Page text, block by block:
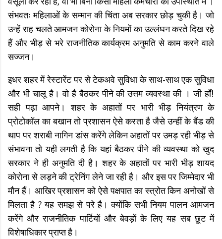
वसूली कर रही हैं, वो भी बिना किसी महिला कर्मचारी की उपस्थिति में ।
संभवतः महिलाओं के सम्मान की चिंता अब सरकार छोड़ चुकी है। जो
उन्हें राह चलते आमजन कोरोना के नियमों का उल्लंघन करते दिख रहे
हैं और भीड़ से भरे राजनीतिक कार्यक्रम अनुमति से काम करने वाले
सज्जन।
इधर शहर में रेस्टारेंट पर से टेकअवे सुविधा के साथ-साथ एक सुविधा
और भी चालू है। वो है बैठकर पीने की उत्तम व्यवस्था की । जी हॉं!
सही पढ़ा आपने। शहर के अहातों पर भारी भीड़ नियंत्रण के
प्रोटोकॉल का बखान तो प्रशासन ऐसे करता है जैसे उन्हीं के बैंड की
थाप पर शराबी नागिन डांस करेंगे लेकिन अहातों पर उमड़ रही भीड़ से
संभावना तो यही लगती है कि यहां बैठकर पीने की व्यवस्था को खुद
सरकार ने ही अनुमति दी है। शहर के अहातों पर भारी भीड़ शायद
कोरोना से लड़ने की ट्रेनिंग लेने जा रही है। और इस पर जिम्मेदार भी
मौन हैं। आखिर प्रशासन को ऐसे पक्षपात का स्त्रोत किन अनोखों से
मिलता है ? यह समझ से परे है। क्योंकि सभी नियम पालन आमजन
करेंगे और राजनीतिक पार्टियों और बेवड़ों के लिए यह सब छूट में
विशेषाधिकार प्राप्त है।